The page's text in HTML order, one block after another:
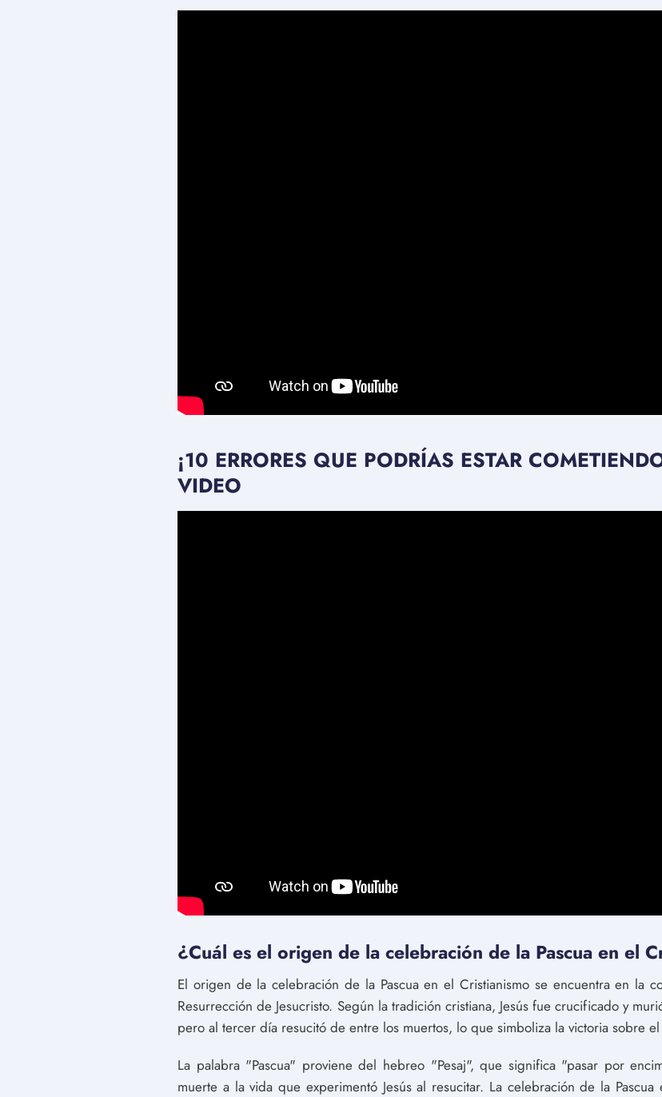
¡10 ERRORES QUE PODRÍAS ESTAR
VIDEO
¿Cuál es el origen de la celebración de la Pascua en el
El origen de la celebración de la Pascua en el Cristianismo se encuentra en la
Resurrección de Jesucristo. Según la tradición cristiana, Jesús fue crucificado y
pero al tercer día resucitó de entre los muertos, lo que simboliza la victoria sobre
La palabra "Pascua" proviene del hebreo "Pesaj", que significa "pasar por
muerte a la vida que experimentó Jesús al resucitar. La celebración de la